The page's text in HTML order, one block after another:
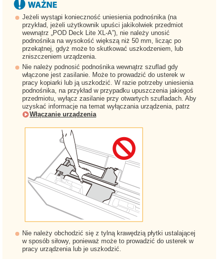
Jeżeli wystąpi konieczność uniesienia podnośnika (na
przykład, jeżeli użytkownik upuści jakikolwiek przedmiot
wewnątrz „POD Deck Lite XL-A”), nie należy unosić
podnośnika na wysokość większą niż 50 mm, licząc po
przekątnej, gdyż może to skutkować uszkodzeniem, lub
zniszczeniem urządzenia.
Nie należy podnosić podnośnika wewnątrz szuflad gdy
włączone jest zasilanie. Może to prowadzić do usterek w
pracy kopiarki lub ją uszkodzić. W razie potrzeby uniesienia
podnośnika, na przykład w przypadku upuszczenia jakiegoś
przedmiotu, wyłącz zasilanie przy otwartych szufladach. Aby
uzyskać informacje na temat wyłączania urządzenia, patrz
Włączanie urządzenia
Nie należy obchodzić się z tylną krawędzią płytki ustalającej
w sposób siłowy, ponieważ może to prowadzić do usterek w
pracy urządzenia lub je uszkodzić.